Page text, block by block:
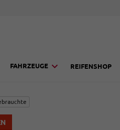
FAHRZEUGE REIFENSHOP